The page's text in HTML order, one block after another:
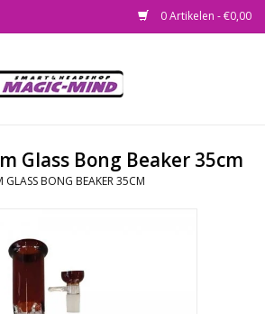
0 Artikelen - €0,00
Glass Bong Beaker 35cm
GLASS BONG BEAKER 35CM